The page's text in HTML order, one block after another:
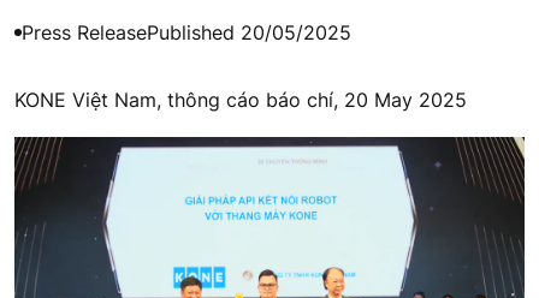
Press ReleasePublished 20/05/2025
KONE Việt Nam, thông cáo báo chí, 20 May 2025